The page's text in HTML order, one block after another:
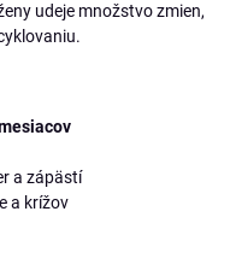
udeje množstvo zmien,
a zápästí
a krížov